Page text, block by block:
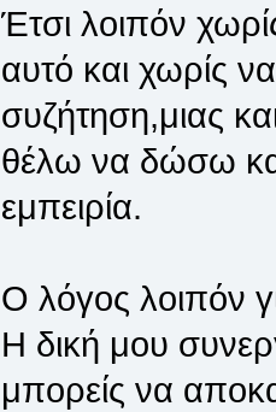
Έτσι λοιπόν
αυτό και χωρίς
συζήτηση,μιας
θέλω να δώσω
εμπειρία.
Ο λόγος λοιπόν
Η δική μου
μπορείς να